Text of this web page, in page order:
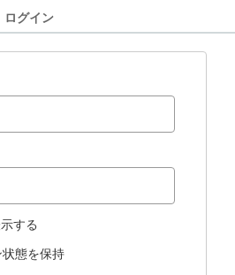
ログイン
する
態を保持